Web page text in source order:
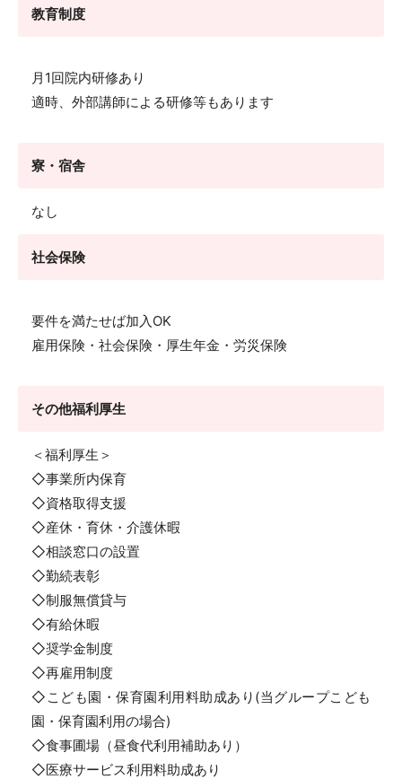
教育制度
月1回院内研修あり
適時、外部講師による研修等もあります
寮・宿舎
なし
社会保険
要件を満たせば加入OK
雇用保険・社会保険・厚生年金・労災保険
その他福利厚生
＜福利厚生＞
◇事業所内保育
◇資格取得支援
◇産休・育休・介護休暇
◇相談窓口の設置
◇勤続表彰
◇制服無償貸与
◇有給休暇
◇奨学金制度
◇再雇用制度
◇こども園・保育園利用料助成あり(当グループこども
園・保育園利用の場合)
◇食事圃場（昼食代利用補助あり）
◇医療サービス利用料助成あり